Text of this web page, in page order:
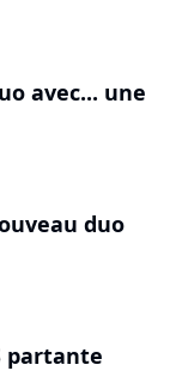
avec... une
duo
partante